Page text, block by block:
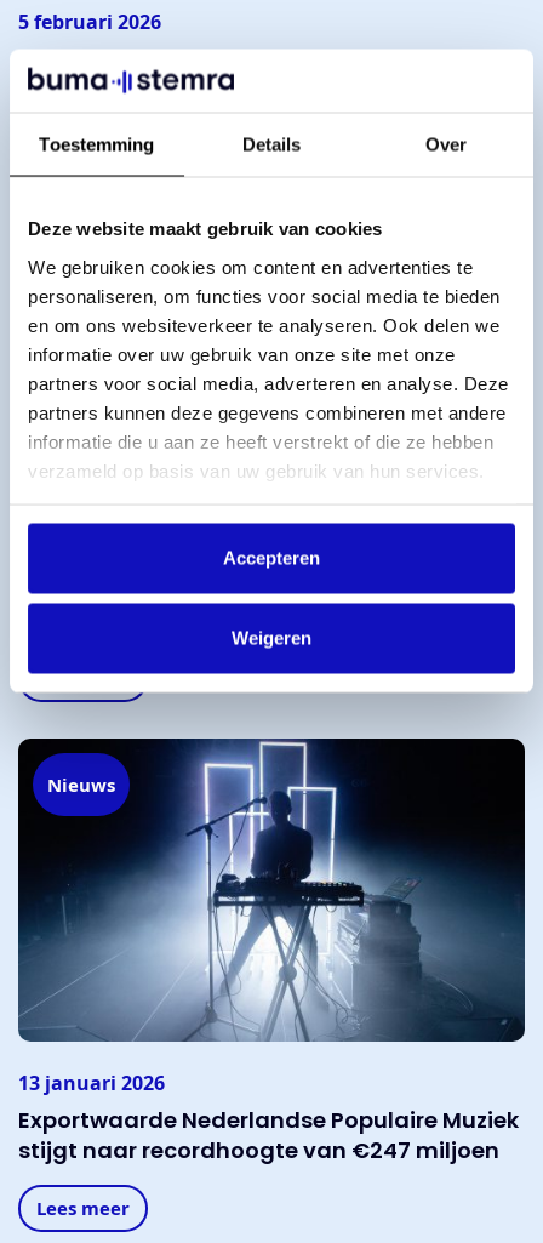
Toestemming Details Over
Deze website maakt gebruik van cookies
We gebruiken cookies om content en advertenties te
personaliseren, om functies voor social media te bieden
en om ons websiteverkeer te analyseren. Ook delen we
informatie over uw gebruik van onze site met onze
partners voor social media, adverteren en analyse. Deze
partners kunnen deze gegevens combineren met andere
informatie die u aan ze heeft verstrekt of die ze hebben
verzameld op basis van uw gebruik van hun services.
Accepteren
Weigeren
5 februari 2026
Coalitieakkoord biedt kansen voor cultuur,
maar laat zorgen rond makers en AI open
Lees meer
BumaStemra zet AI-thema centraal tijdens
Lees meer
Nieuws
13 januari 2026
Exportwaarde Nederlandse Populaire Muziek
stijgt naar recordhoogte van €247 miljoen
Lees meer